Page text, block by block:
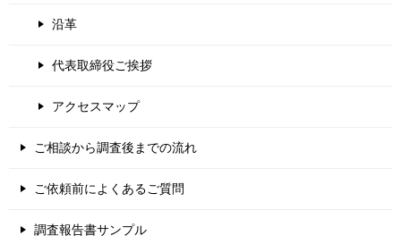
沿革
代表取締役ご挨拶
アクセスマップ
ご相談から調査後までの流れ
ご依頼前によくあるご質問
調査報告書サンプル